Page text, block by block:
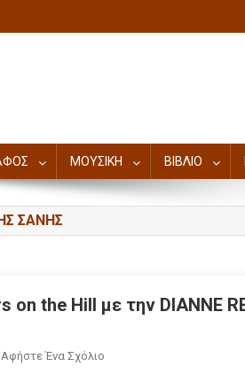
ΜΟΥΣΙΚΗ ΒΙΒΛΙΟ
ΣΆΝΗΣ
on the Hill με την DIANNE
Αφήστε Ένα Σχόλιο